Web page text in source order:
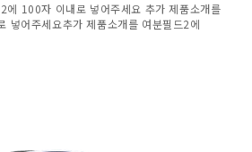
에 100자 이내로 넣어주세요 추가 제품소개를
넣어주세요추가 제품소개를 여분필드2에